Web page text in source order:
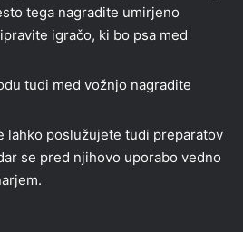
tega nagradite umirjeno
igračo, ki bo psa med
tudi med vožnjo nagradite
lahko poslužujete tudi preparatov
se pred njihovo uporabo vedno